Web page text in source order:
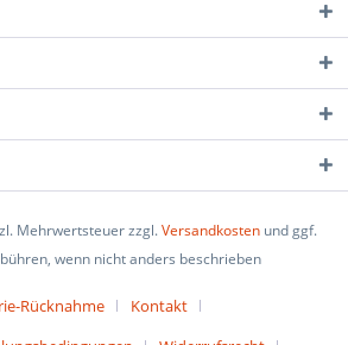
Mehrwertsteuer zzgl.Versandkosten und ggf.
wenn nicht anders beschrieben
Rücknahme
Kontakt